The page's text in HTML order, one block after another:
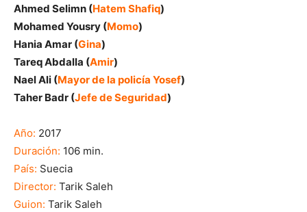
Ahmed Selimn (Hatem Shafiq)
Mohamed Yousry (Momo)
Hania Amar (Gina)
Tareq Abdalla (Amir)
Nael Ali (Mayor de la policía Yosef)
Taher Badr (Jefe de Seguridad)
Año: 2017
Duración: 106 min.
País: Suecia
Director: Tarik Saleh
Guion: Tarik Saleh